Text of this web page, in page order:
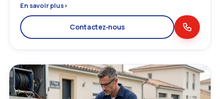
En savoir plus›
Contactez‑nous